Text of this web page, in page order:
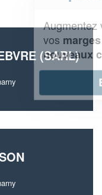
(SARL)
d'affaireset
gagnant de
plus